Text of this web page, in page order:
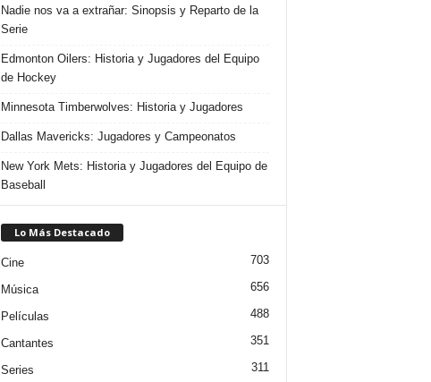
Nadie nos va a extrañar: Sinopsis y Reparto de la
Serie
Edmonton Oilers: Historia y Jugadores del Equipo
de Hockey
Minnesota Timberwolves: Historia y Jugadores
Dallas Mavericks: Jugadores y Campeonatos
New York Mets: Historia y Jugadores del Equipo de
Baseball
Lo Más Destacado
Cine 703
Música 656
Películas 488
Cantantes 351
Series 311